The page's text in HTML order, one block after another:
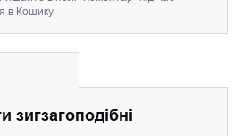
в Кошику
зигзагоподібні